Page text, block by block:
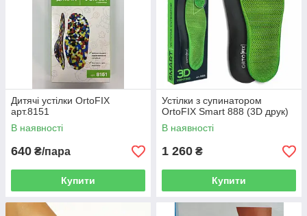
Дитячі устілки OrtoFIX
арт.8151
В наявності
640 ₴/пара
Купити
Устілки з супинатором
OrtoFIX Smart 888 (3D друк)
В наявності
1 260 ₴
Купити